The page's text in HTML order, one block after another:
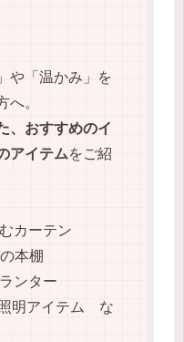
や「温かみ」を
へ。
、おすすめのイ
アイテムをご紹
カーテン
本棚
ンター
明アイテム な